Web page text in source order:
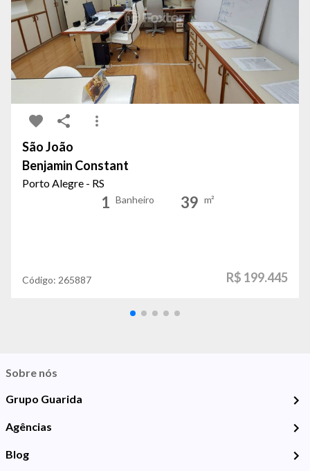
São João
Benjamin Constant
Porto Alegre - RS
1 Banheiro 39 m²
Código: 265887 R$ 199.445
Sobre nós
Grupo Guarida
Agências
Blog